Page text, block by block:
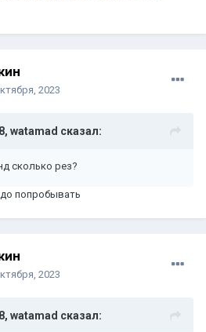
2023
watamad сказал:
сколько рез?
попробывать
2023
watamad сказал: